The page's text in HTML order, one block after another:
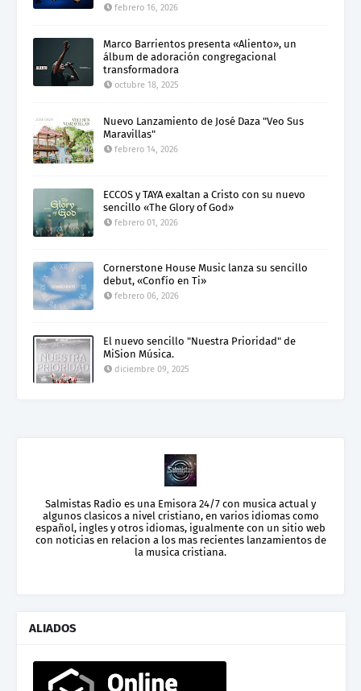
febrero 16, 2026
Marco Barrientos presenta «Aliento», un
álbum de adoración congregacional
transformadora
octubre 18, 2025
Nuevo Lanzamiento de José Daza "Veo Sus
Maravillas"
febrero 14, 2026
ECCOS y TAYA exaltan a Cristo con su nuevo
sencillo «The Glory of God»
febrero 01, 2026
Cornerstone House Music lanza su sencillo
debut, «Confío en Ti»
febrero 06, 2026
El nuevo sencillo "Nuestra Prioridad" de
MiSion Música.
diciembre 09, 2025
Salmistas Radio es una Emisora 24/7 con musica actual y
algunos clasicos a nivel cristiano, en varios idiomas como
español, ingles y otros idiomas, igualmente con un sitio web
con noticias en relacion a los mas recientes lanzamientos de
la musica cristiana.
ALIADOS